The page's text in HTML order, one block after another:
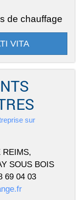
de chauffage
VITA
sur
REIMS,
SOUS BOIS
69 04 03